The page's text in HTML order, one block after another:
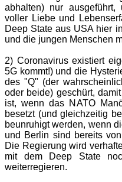
abhalten) nur
voller Liebe und
Deep State aus USA hier
und die jungen Menschen
2) Coronavirus existiert
5G kommt!) und die
des "Q" (der
oder beide) geschürt,
ist, wenn das NATO
besetzt (und gleichzeitig
beunruhigt werden, wenn
und Berlin sind bereits
Die Regierung wird
mit dem Deep State
weiterregieren.